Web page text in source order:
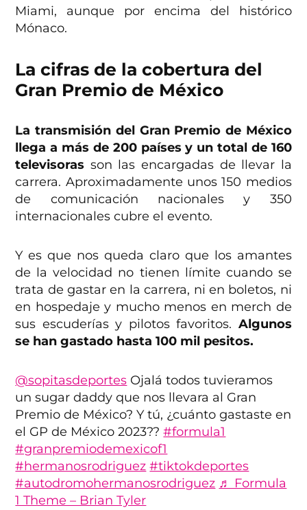
Miami, aunque por encima del histórico
Mónaco.
La cifras de la cobertura del
Gran Premio de México
La transmisión del Gran Premio de México
llega a más de 200 países y un total de 160
televisoras son las encargadas de llevar la
carrera. Aproximadamente unos 150 medios
de comunicación nacionales y 350
internacionales cubre el evento.
Y es que nos queda claro que los amantes
de la velocidad no tienen límite cuando se
trata de gastar en la carrera, ni en boletos, ni
en hospedaje y mucho menos en merch de
sus escuderías y pilotos favoritos. Algunos
se han gastado hasta 100 mil pesitos.
@sopitasdeportes Ojalá todos tuvieramos
un sugar daddy que nos llevara al Gran
Premio de México? Y tú, ¿cuánto gastaste en
el GP de México 2023??#formula1
#granpremiodemexicof1
#hermanosrodriguez #tiktokdeportes
#autodromohermanosrodriguez ♬ Formula
1 Theme – Brian Tyler